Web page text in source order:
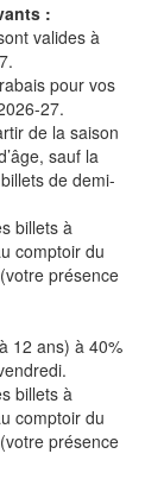
:
valides à
pour vos
27.
de la saison
sauf la
de demi-
billets à
comptoir du
présence
12 ans) à 40%
billets à
comptoir du
présence